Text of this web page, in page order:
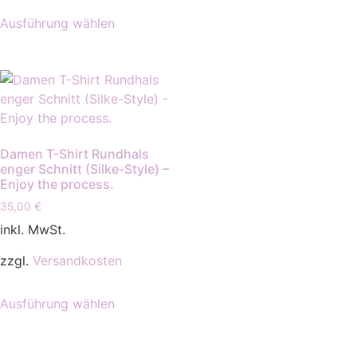
Ausführung wählen
Damen T-Shirt Rundhals
enger Schnitt (Silke-Style) –
Enjoy the process.
35,00 €
inkl. MwSt.
zzgl. Versandkosten
Ausführung wählen